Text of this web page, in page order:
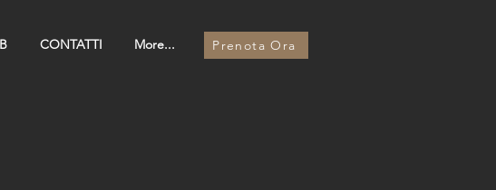
CONTATTI More... Prenota Ora